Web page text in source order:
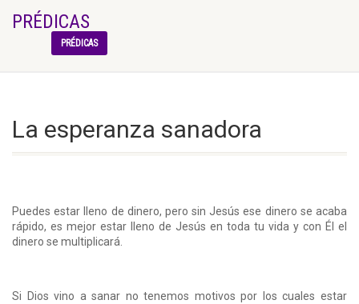
PRÉDICAS
PRÉDICAS
La esperanza sanadora
Puedes estar lleno de dinero, pero sin Jesús ese dinero se acaba
rápido, es mejor estar lleno de Jesús en toda tu vida y con Él el
dinero se multiplicará.
Si Dios vino a sanar no tenemos motivos por los cuales estar